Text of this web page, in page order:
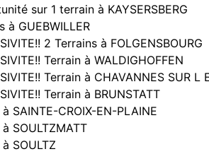
sur 1 terrain à KAYSERSBERG
à GUEBWILLER
2 Terrains à FOLGENSBOURG
Terrain à WALDIGHOFFEN
Terrain à CHAVANNES SUR L
Terrain à BRUNSTATT
SAINTE-CROIX-EN-PLAINE
SOULTZMATT
SOULTZ